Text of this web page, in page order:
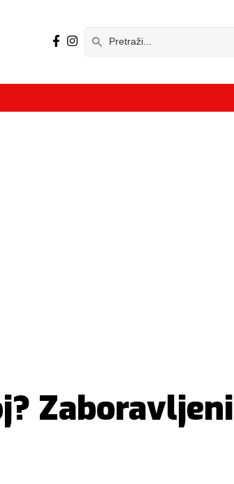
Zaboravljeni